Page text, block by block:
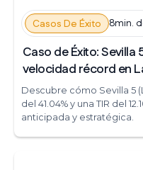
Casos De Éxito 8min.
Caso de Éxito: Sevilla
velocidad récord en
Descubre cómo Sevilla 5
del 41.04% y una TIR del
anticipada y estratégica.